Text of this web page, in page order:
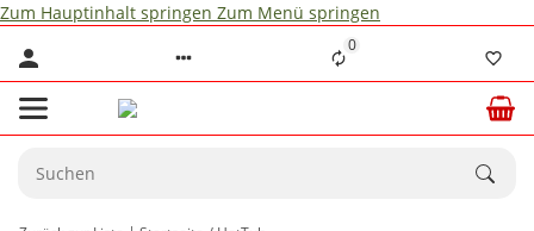
Zum Hauptinhalt springen Zum Menü springen
0